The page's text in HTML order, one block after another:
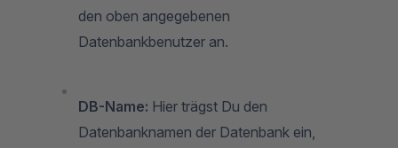
den oben angegebenen
Datenbankbenutzer an.
DB-Name: Hier trägst Du den
Datenbanknamen der Datenbank ein,